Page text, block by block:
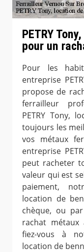
PETRY
pour un
Pour les
entreprise
propose de
ferrailleur
PETRY Tony,
toujours les
vos métaux
entreprise
peut racheter
valeur qui est
paiement,
location de
chèque, ou
rachat métaux
fiez-vous à
location de